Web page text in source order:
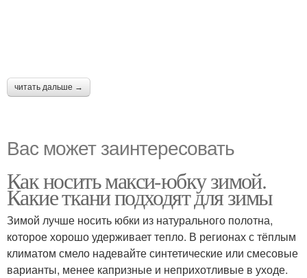
читать дальше →
Вас может заинтересовать
Как носить макси-юбку зимой.
Какие ткани подходят для зимы
Зимой лучше носить юбки из натурального полотна,
которое хорошо удерживает тепло. В регионах с тёплым
климатом смело надевайте синтетические или смесовые
варианты, менее капризные и неприхотливые в уходе.